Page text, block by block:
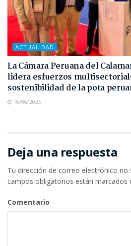
ACTUALIDAD
La Cámara Peruana del
lidera esfuerzos
sostenibilidad de la pota
16/06/2025
Deja una respuesta
Tu dirección de correo electrónico no
campos obligatorios están marcados
Comentario